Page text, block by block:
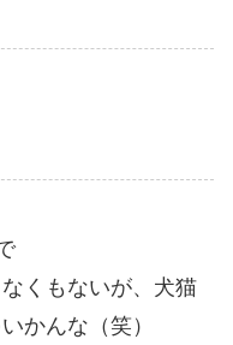
くもないが、犬猫
かんな（笑）